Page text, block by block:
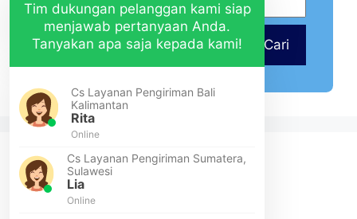
Cari
Tim dukungan pelanggan kami siap
menjawab pertanyaan Anda.
Tanyakan apa saja kepada kami!
Cs Layanan Pengiriman Bali
Kalimantan
Rita
Online
Cs Layanan Pengiriman Sumatera,
Sulawesi
Lia
Online